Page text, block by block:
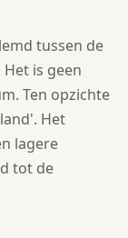
tussen de
is geen
Ten opzichte
Het
lagere
tot de